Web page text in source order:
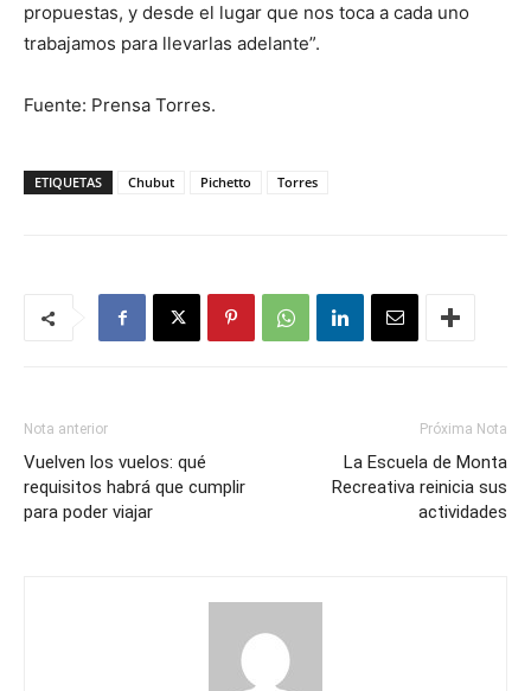
propuestas, y desde el lugar que nos toca a cada uno
trabajamos para llevarlas adelante”.
Fuente: Prensa Torres.
ETIQUETAS Chubut Pichetto Torres
Nota anterior
Vuelven los vuelos: qué
requisitos habrá que cumplir
para poder viajar
Próxima Nota
La Escuela de Monta
Recreativa reinicia sus
actividades